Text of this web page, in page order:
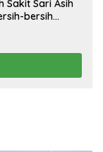
Sakit Sari Asih
bersih